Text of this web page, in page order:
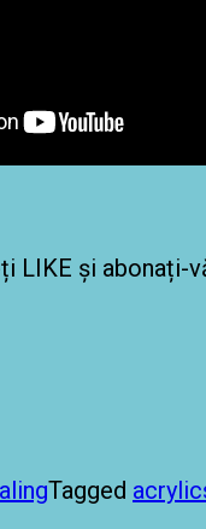
LIKE și abonați-
Tagged